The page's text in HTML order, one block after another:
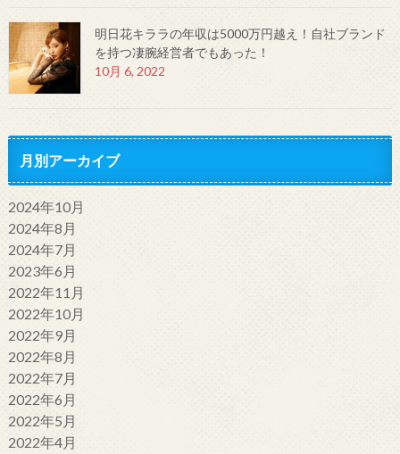
明日花キララの年収は5000万円越え！自社ブランド
を持つ凄腕経営者でもあった！
10月 6, 2022
月別アーカイブ
2024年10月
2024年8月
2024年7月
2023年6月
2022年11月
2022年10月
2022年9月
2022年8月
2022年7月
2022年6月
2022年5月
2022年4月